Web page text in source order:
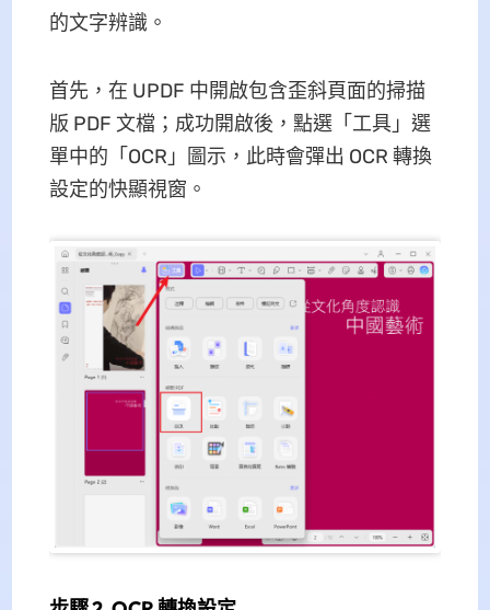
的文字辨識。
首先，在 UPDF 中開啟包含歪斜頁面的掃描
版 PDF 文檔；成功開啟後，點選「工具」選
單中的「OCR」圖示，此時會彈出 OCR 轉換
設定的快顯視窗。